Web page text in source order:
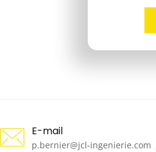
E-mail
p.bernier@jcl-ingenierie.com